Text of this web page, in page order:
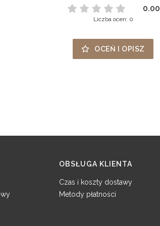
0.00
Liczba ocen: 0
OCEŃ I OPISZ
OBSŁUGA KLIENTA
Czas i koszty dostawy
Metody płatności